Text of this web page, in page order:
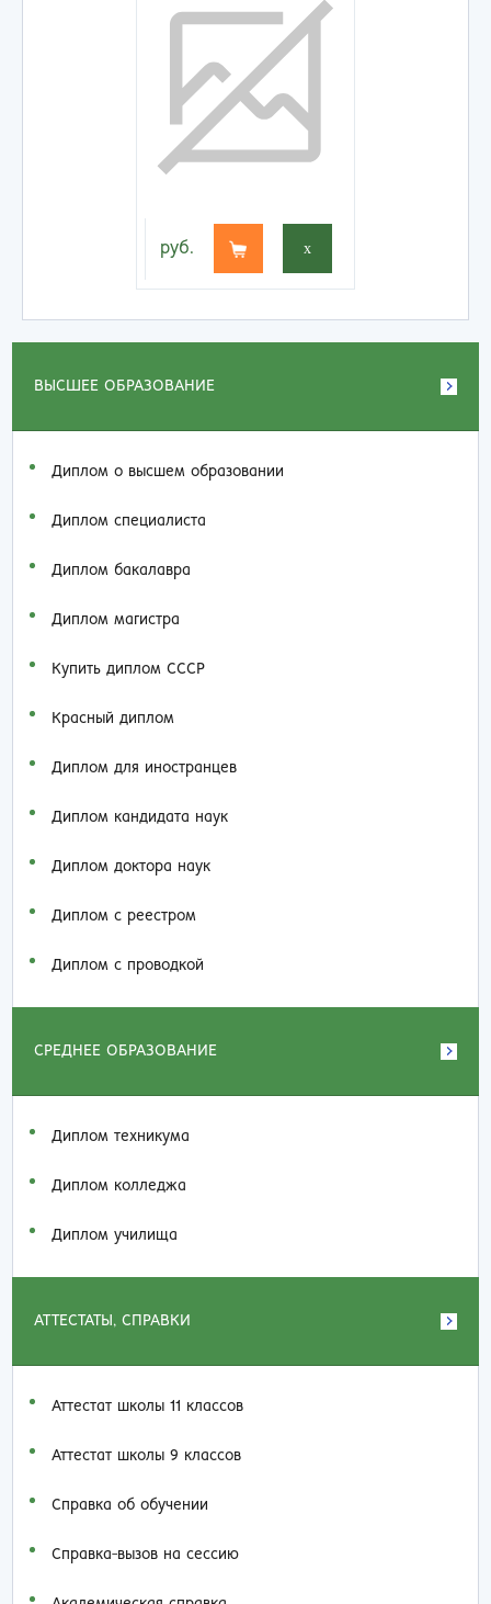
ВЫСШЕЕ ОБРАЗОВАНИЕ
Диплом о высшем образовании
Диплом специалиста
Диплом бакалавра
Диплом магистра
Купить диплом СССР
Красный диплом
Диплом для иностранцев
Диплом кандидата наук
Диплом доктора наук
Диплом с реестром
Диплом с проводкой
СРЕДНЕЕ ОБРАЗОВАНИЕ
Диплом техникума
Диплом колледжа
Диплом училища
АТТЕСТАТЫ, СПРАВКИ
Аттестат школы 11 классов
Аттестат школы 9 классов
Справка об обучении
Справка-вызов на сессию
руб. x